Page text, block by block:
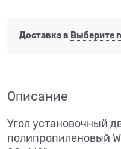
Доставка в Выберите
Описание
Угол установочный
полипропиленовый